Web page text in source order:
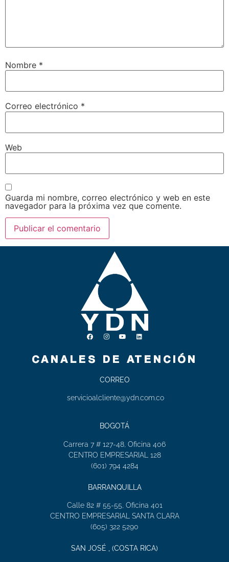
Nombre *
Correo electrónico *
Web
Guarda mi nombre, correo electrónico y web en este
navegador para la próxima vez que comente.
CANALES DE ATENCIÓN
CORREO
servicioalcliente@ydn.com.co
BOGOTÁ
Carrera 7 # 127-48, Oficina 406
CENTRO EMPRESARIAL 128
(601) 794 4284
BARRANQUILLA
Calle 82 # 55-55, Oficina 401
CENTRO EMPRESARIAL SANTA CLARA
(605) 322 5290
SAN JOSÉ , (COSTA RICA)